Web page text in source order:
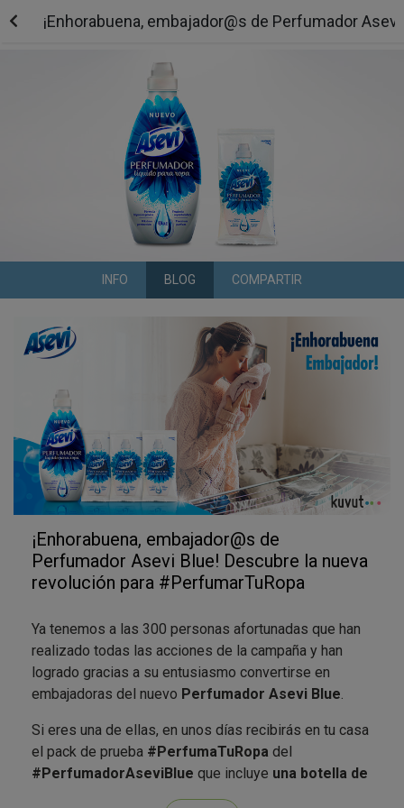
¡Enhorabuena, embajador@s de Perfumador
INFO BLOG COMPARTIR
¡Enhorabuena, embajador@s de
Perfumador Asevi Blue! Descubre la nueva
revolución para #PerfumarTuRopa
Ya tenemos a las 300 personas afortunadas que han
realizado todas las acciones de la campaña y han
logrado gracias a su entusiasmo convertirse en
embajadoras del nuevo Perfumador Asevi Blue
Si eres una de ellas, en unos días recibirás en tu casa
el pack de prueba #PerfumaTuRopa del
#PerfumadorAseviBlue que incluye una botella de